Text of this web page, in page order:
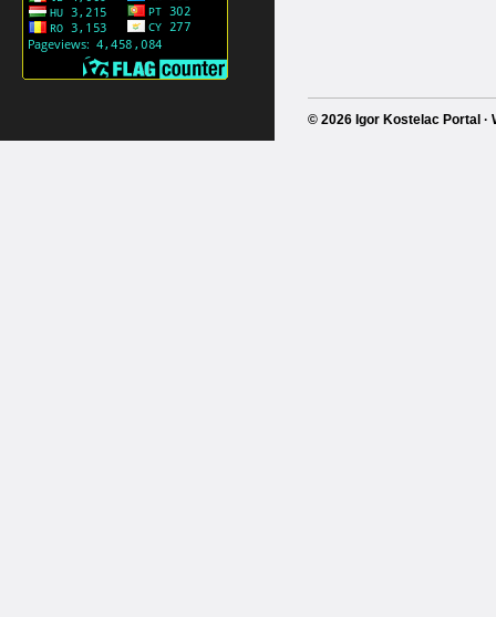
© 2026 Igor Kostelac Portal